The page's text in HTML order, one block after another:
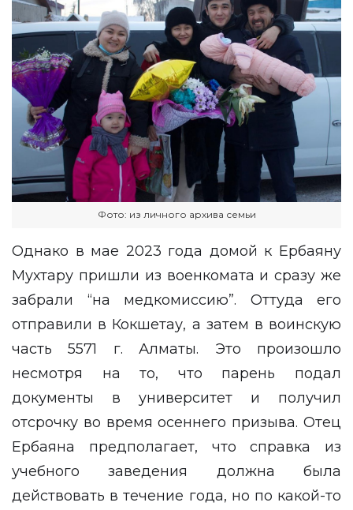
Фото: из личного архива семьи
Однако в мае 2023 года домой к Ербаяну
Мухтару пришли из военкомата и сразу же
забрали “на медкомиссию”. Оттуда его
отправили в Кокшетау, а затем в воинскую
часть 5571 г. Алматы. Это произошло
несмотря на то, что парень подал
документы в университет и получил
отсрочку во время осеннего призыва. Отец
Ербаяна предполагает, что справка из
учебного заведения должна была
действовать в течение года, но по какой-то